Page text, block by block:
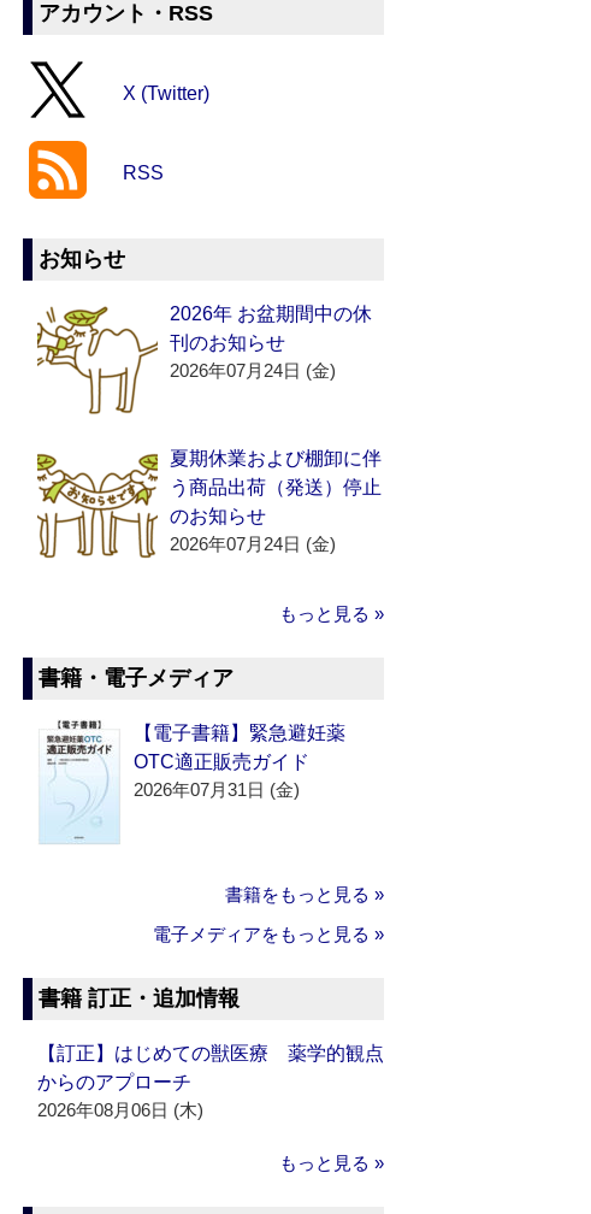
アカウント・RSS
X (Twitter)
RSS
お知らせ
2026年 お盆期間中の休
刊のお知らせ
2026年07月24日 (金)
夏期休業および棚卸に伴
う商品出荷（発送）停止
のお知らせ
2026年07月24日 (金)
もっと見る »
書籍・電子メディア
【電子書籍】緊急避妊薬
OTC適正販売ガイド
2026年07月31日 (金)
書籍をもっと見る »
電子メディアをもっと見る »
書籍 訂正・追加情報
【訂正】はじめての獣医療 薬学的観点
からのアプローチ
2026年08月06日 (木)
もっと見る »